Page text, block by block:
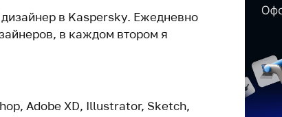
в Kaspersky. Ежедневно
в каждом втором я
Adobe XD, Illustrator, Sketch,